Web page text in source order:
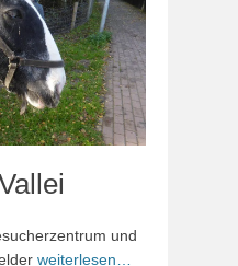
und
weiterlesen…